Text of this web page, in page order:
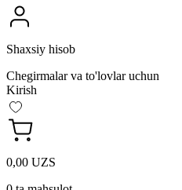
Shaxsiy hisob
Chegirmalar va to'lovlar uchun
Kirish
0,00 UZS